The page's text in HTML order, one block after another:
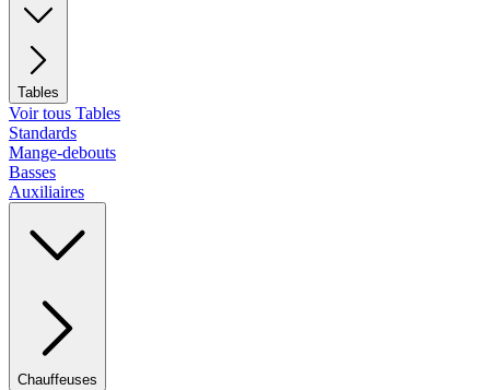
Tables
Voir tous Tables
Standards
Mange-debouts
Basses
Auxiliaires
Chauffeuses